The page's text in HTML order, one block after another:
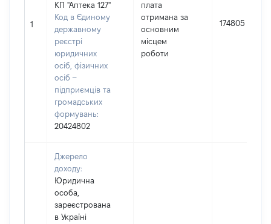
1
КП "Аптека 127"
Код в Єдиному
державному
реєстрі
юридичних
осіб, фізичних
осіб –
підприємців та
громадських
формувань:
20424802
плата
отримана за
основним
місцем
роботи
174805
Джерело
доходу:
Юридична
особа,
зареєстрована
в Україні